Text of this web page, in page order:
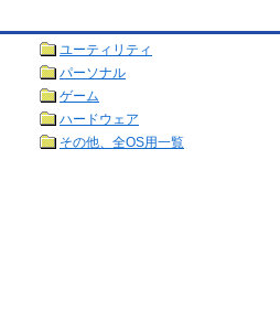
ユーティリティ
パーソナル
ゲーム
ハードウェア
その他、全OS用一覧